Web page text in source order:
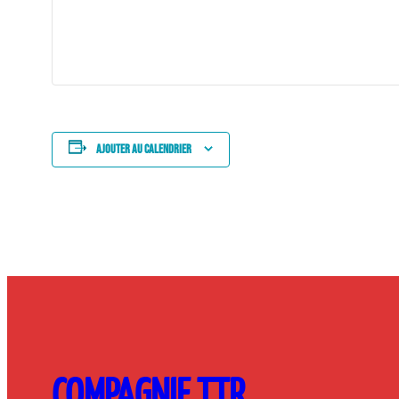
Ajouter au calendrier